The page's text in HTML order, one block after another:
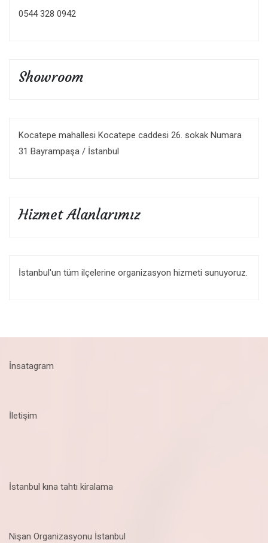
0544 328 0942
Showroom
Kocatepe mahallesi Kocatepe caddesi 26. sokak Numara
31 Bayrampaşa / İstanbul
Hizmet Alanlarımız
İstanbul'un tüm ilçelerine organizasyon hizmeti sunuyoruz.
İnsatagram
İletişim
İstanbul kına tahtı kiralama
Nişan Organizasyonu İstanbul